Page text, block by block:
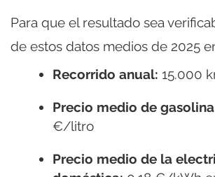
Para que el resultado sea
de estos datos medios de 2025
Recorrido anual: 15.000
Precio medio de
€/litro
Precio medio de la